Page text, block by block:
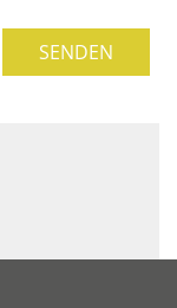
SENDEN